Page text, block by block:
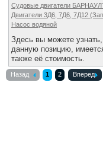
Судовые двигатели
Двигатели 3Д6, 7Д6, 7Д12
Насос водяной
Здесь вы можете узнать,
данную позицию,
также её стоимость.
Назад 1 2 Вперед